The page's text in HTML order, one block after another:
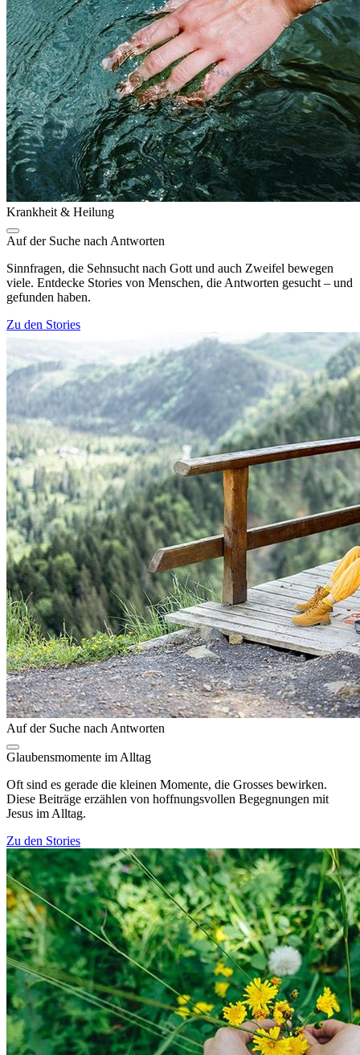
Krankheit & Heilung
Auf der Suche nach Antworten
Sinnfragen, die Sehnsucht nach Gott und auch Zweifel bewegen
viele. Entdecke Stories von Menschen, die Antworten gesucht – und
gefunden haben.
Zu den Stories
Auf der Suche nach Antworten
Glaubensmomente im Alltag
Oft sind es gerade die kleinen Momente, die Grosses bewirken.
Diese Beiträge erzählen von hoffnungsvollen Begegnungen mit
Jesus im Alltag.
Zu den Stories